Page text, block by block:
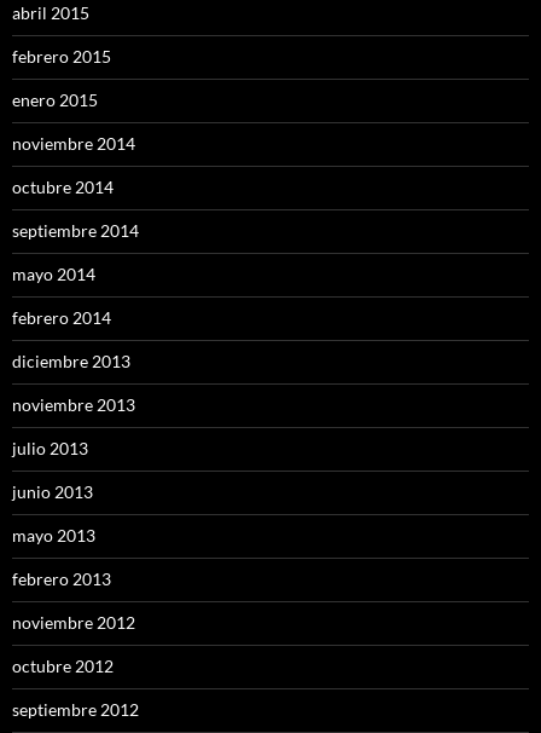
abril 2015
febrero 2015
enero 2015
noviembre 2014
octubre 2014
septiembre 2014
mayo 2014
febrero 2014
diciembre 2013
noviembre 2013
julio 2013
junio 2013
mayo 2013
febrero 2013
noviembre 2012
octubre 2012
septiembre 2012